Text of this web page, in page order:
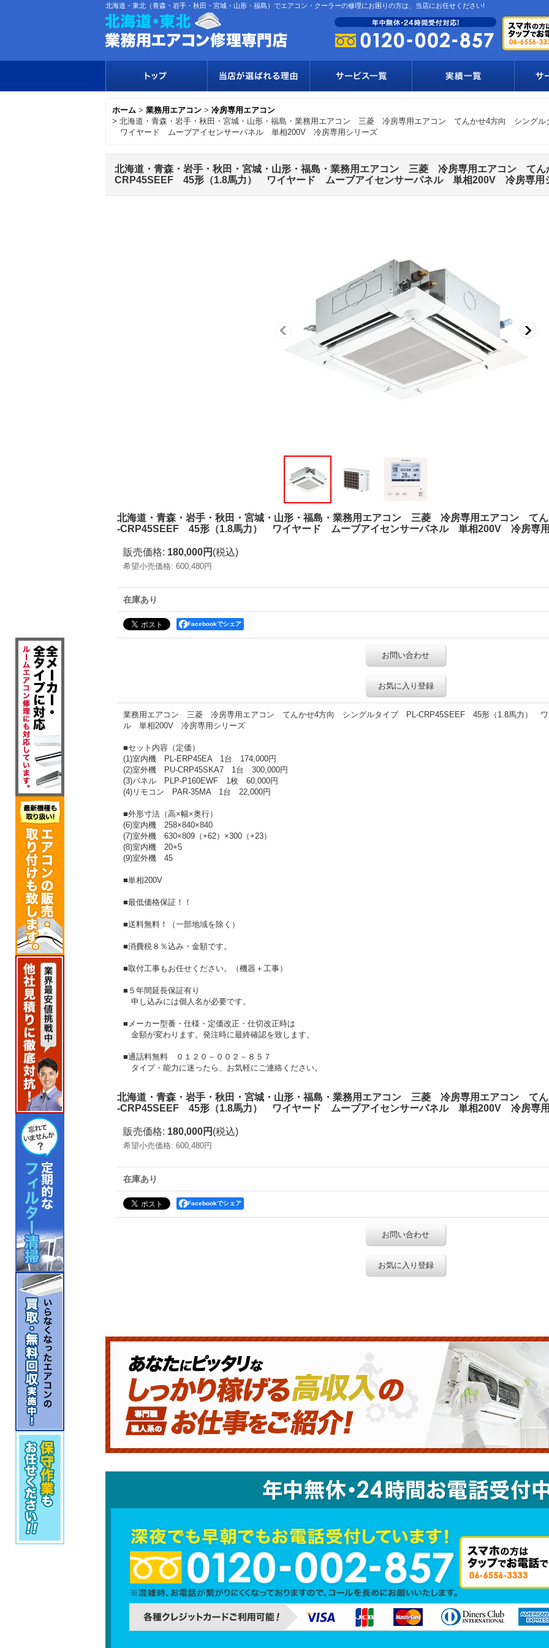
北海道・東北（青森・岩手・秋田・宮城・山形・福島）でエアコン・クーラーの修理にお困りの方は、当店にお任せください!
ホーム > 業務用エアコン > 冷房専用エアコン
> 北海道・青森・岩手・秋田・宮城・山形・福島・業務用エアコン 三菱 冷房専用エアコン てんかせ4方向 シング
ワイヤード ムーブアイセンサーパネル 単相200V 冷房専用シリーズ
北海道・青森・岩手・秋田・宮城・山形・福島・業務用エアコン 三菱 冷房専用エアコン て
CRP45SEEF 45形（1.8馬力） ワイヤード ムーブアイセンサーパネル 単相200V 冷房専用
北海道・青森・岩手・秋田・宮城・山形・福島・業務用エアコン 三菱 冷房専用エアコン
-CRP45SEEF 45形（1.8馬力） ワイヤード ムーブアイセンサーパネル 単相200V 冷房専
販売価格: 180,000円 (税込)
希望小売価格: 600,480円
在庫あり
Facebookでシェア
お問い合わせ
お気に入り登録
業務用エアコン 三菱 冷房専用エアコン てんかせ4方向 シングルタイプ PL-CRP45SEEF 45形（1.8馬力） ワ
ル 単相200V 冷房専用シリーズ
■セット内容（定価）
(1)室内機 PL-ERP45EA 1台 174,000円
(2)室外機 PU-CRP45SKA7 1台 300,000円
(3)パネル PLP-P160EWF 1枚 60,000円
(4)リモコン PAR-35MA 1台 22,000円
■外形寸法（高×幅×奥行）
(6)室内機 258×840×840
(7)室外機 630×809（+62）×300（+23）
(8)室内機 20+5
(9)室外機 45
■単相200V
■最低価格保証！！
■送料無料！（一部地域を除く）
■消費税８％込み・金額です。
■取付工事もお任せください。（機器＋工事）
■５年間延長保証有り
申し込みには個人名が必要です。
■メーカー型番・仕様・定価改正・仕切改正時は
金額が変わります。発注時に最終確認を致します。
■通話料無料 ０１２０－００２－８５７
タイプ・能力に迷ったら、お気軽にご連絡ください。
北海道・青森・岩手・秋田・宮城・山形・福島・業務用エアコン 三菱 冷房専用エアコン
-CRP45SEEF 45形（1.8馬力） ワイヤード ムーブアイセンサーパネル 単相200V 冷房専
販売価格: 180,000円 (税込)
希望小売価格: 600,480円
在庫あり
Facebookでシェア
お問い合わせ
お気に入り登録